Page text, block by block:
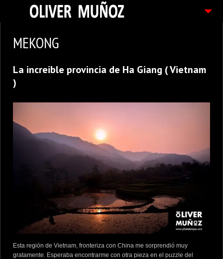
FOTOGRAFIAS
CONTACTO
PEDIDOS
MEKONG
La increible provincia de Ha Giang ( Vietnam
)
Esta región de Vietnam, fronteriza con China me sorprendió muy
gratamente. Esperaba encontrarme con otra pieza en el puzzle del